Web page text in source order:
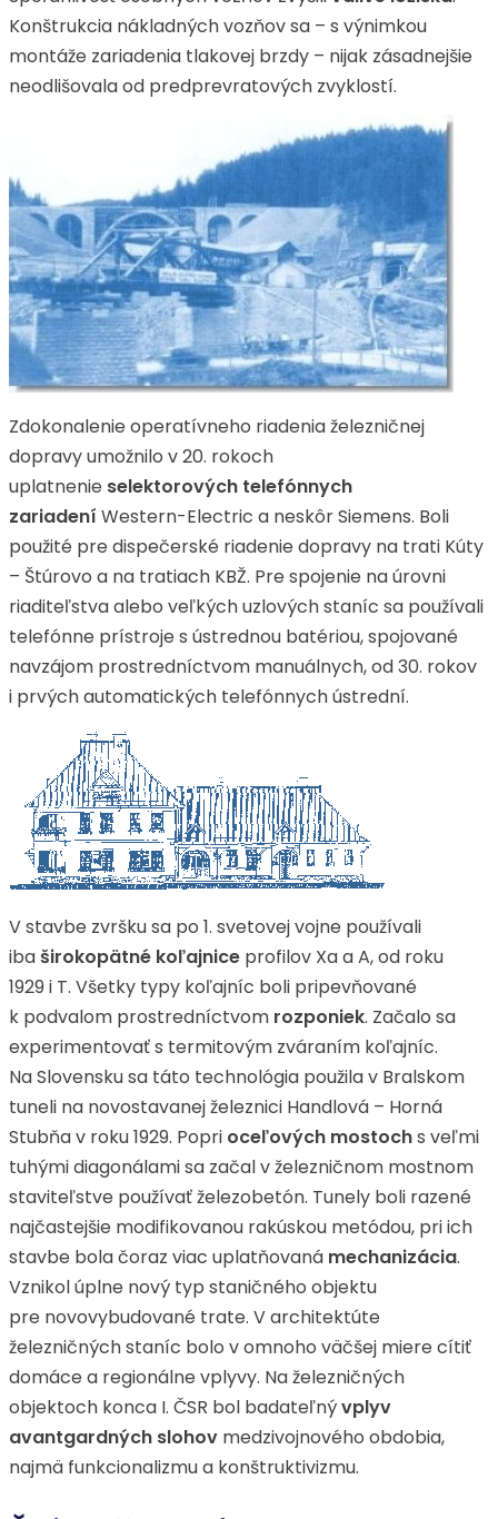
Konštrukcia nákladných vozňov sa – s výnimkou
montáže zariadenia tlakovej brzdy – nijak zásadnejšie
neodlišovala od predprevratových zvyklostí.
Zdokonalenie operatívneho riadenia železničnej
dopravy umožnilo v 20. rokoch
uplatnenie selektorových telefónnych
zariadení Western-Electric a neskôr Siemens. Boli
použité pre dispečerské riadenie dopravy na trati Kúty
– Štúrovo a na tratiach KBŽ. Pre spojenie na úrovni
riaditeľstva alebo veľkých uzlových staníc sa používali
telefónne prístroje s ústrednou batériou, spojované
navzájom prostredníctvom manuálnych, od 30. rokov
i prvých automatických telefónnych ústrední.
V stavbe zvršku sa po 1. svetovej vojne používali
ibaširokopätné koľajnice profilov Xa a A, od roku
1929 i T. Všetky typy koľajníc boli pripevňované
k podvalom prostredníctvom rozponiek. Začalo sa
experimentovať s termitovým zváraním koľajníc.
Na Slovensku sa táto technológia použila v Bralskom
tuneli na novostavanej železnici Handlová – Horná
Stubňa v roku 1929. Popri oceľových mostochs veľmi
tuhými diagonálami sa začal v železničnom mostnom
staviteľstve používať železobetón. Tunely boli razené
najčastejšie modifikovanou rakúskou metódou, pri ich
stavbe bola čoraz viac uplatňovaná mechanizácia.
Vznikol úplne nový typ staničného objektu
pre novovybudované trate. V architektúte
železničných staníc bolo v omnoho väčšej miere cítiť
domáce a regionálne vplyvy. Na železničných
objektoch konca I. ČSR bol badateľnývplyv
avantgardných slohov medzivojnového obdobia,
najmä funkcionalizmu a konštruktivizmu.